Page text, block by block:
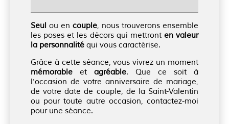
Seul ou en couple, nous trouverons ensemble
les poses et les décors qui mettront en valeur
la personnalité qui vous caractérise.
Grâce à cette séance, vous vivrez un moment
mémorable et agréable. Que ce soit à
l'occasion de votre anniversaire de mariage,
de votre date de couple, de la Saint-Valentin
ou pour toute autre occasion, contactez-moi
pour une séance.